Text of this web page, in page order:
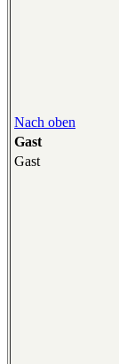
Nach oben
Gast
Gast